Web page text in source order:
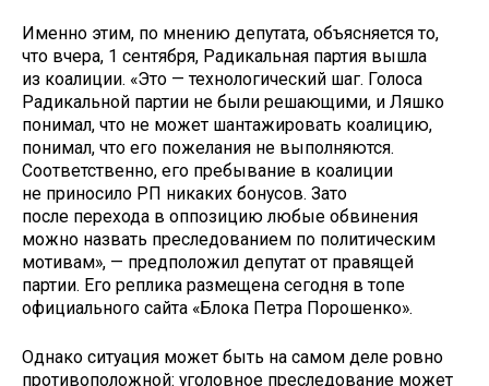
Именно этим, по мнению депутата, объясняется то,
что вчера, 1 сентября, Радикальная партия вышла
из коалиции. «Это — технологический шаг. Голоса
Радикальной партии не были решающими, и Ляшко
понимал, что не может шантажировать коалицию,
понимал, что его пожелания не выполняются.
Соответственно, его пребывание в коалиции
не приносило РП никаких бонусов. Зато
после перехода в оппозицию любые обвинения
можно назвать преследованием по политическим
мотивам», — предположил депутат от правящей
партии. Его реплика размещена сегодня в топе
официального сайта «Блока Петра Порошенко».
Однако ситуация может быть на самом деле ровно
противоположной: уголовное преследование может